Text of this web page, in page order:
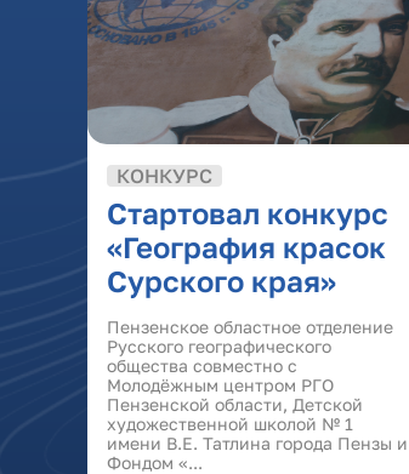
КОНКУРС
Стартовал конкурс
«География красок
Сурского края»
Пензенское областное отделение
Русского географического
общества совместно с
Молодёжным центром РГО
Пензенской области, Детской
художественной школой № 1
имени В.Е. Татлина города Пензы и
Фондом «...